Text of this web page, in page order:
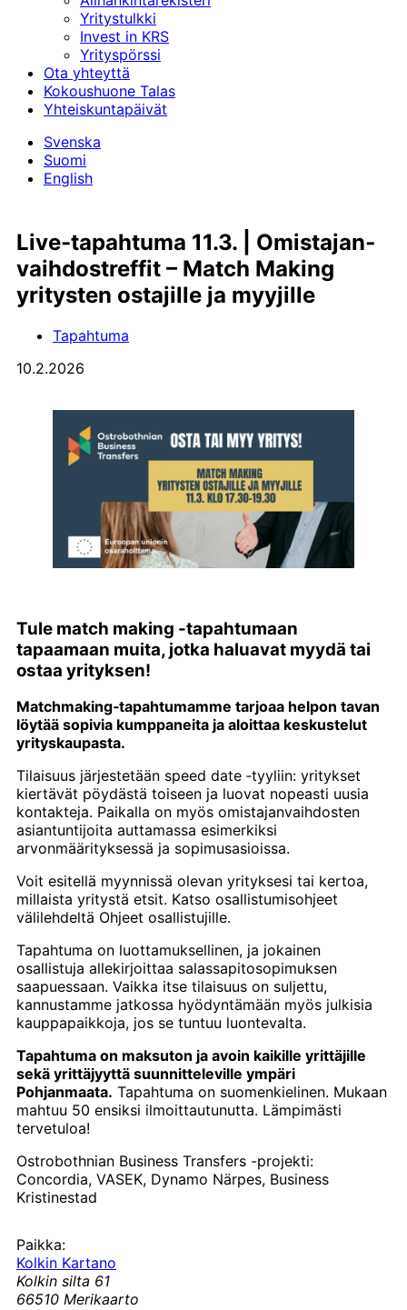
Yritystulkki
Invest in KRS
Yrityspörssi
Ota yhteyttä
Kokoushuone Talas
Yhteiskuntapäivät
Svenska
Suomi
English
Live-tapahtuma 11.3. | Omistajan­
vaihdos­treffit – Match Making
yritysten ostajille ja myyjille
Tapahtuma
10.2.2026
Tule match making -tapahtumaan
tapaamaan muita, jotka haluavat myydä tai
ostaa yrityksen!
Matchmaking‑tapahtumamme tarjoaa helpon tavan
löytää sopivia kumppaneita ja aloittaa keskustelut
yrityskaupasta.
Tilaisuus järjestetään speed date ‑tyyliin: yritykset
kiertävät pöydästä toiseen ja luovat nopeasti uusia
kontakteja. Paikalla on myös omistajanvaihdosten
asiantuntijoita auttamassa esimerkiksi
arvonmäärityksessä ja sopimusasioissa.
Voit esitellä myynnissä olevan yrityksesi tai kertoa,
millaista yritystä etsit. Katso osallistumisohjeet
välilehdeltä Ohjeet osallistujille.
Tapahtuma on luottamuksellinen, ja jokainen
osallistuja allekirjoittaa salassapitosopimuksen
saapuessaan. Vaikka itse tilaisuus on suljettu,
kannustamme jatkossa hyödyntämään myös julkisia
kauppapaikkoja, jos se tuntuu luontevalta.
Tapahtuma on maksuton ja avoin kaikille yrittäjille
sekä yrittäjyyttä suunnitteleville ympäri
Pohjanmaata. Tapahtuma on suomenkielinen. Mukaan
mahtuu 50 ensiksi ilmoittautunutta. Lämpimästi
tervetuloa!
Ostrobothnian Business Transfers -projekti:
Concordia, VASEK, Dynamo Närpes, Business
Kristinestad
Paikka:
Kolkin Kartano
Kolkin silta 61
66510 Merikaarto